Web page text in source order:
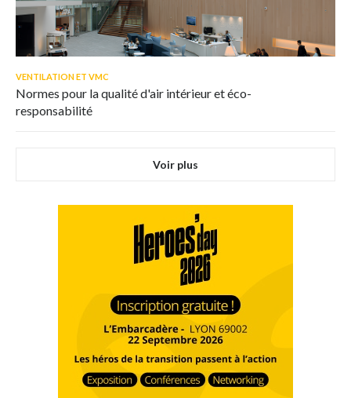
VENTILATION ET VMC
Normes pour la qualité d'air intérieur et éco-
responsabilité
Voir plus